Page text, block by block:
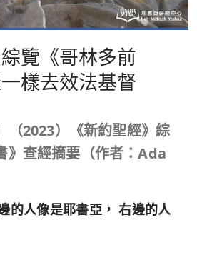
覽《哥林多前
樣去效法基督
（2023）《新約聖經》綜
》查經摘要（作者：Ada
的人像是耶書亞， 右邊的人